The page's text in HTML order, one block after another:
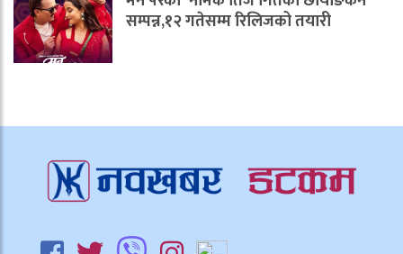
सम्पन्न,१२ गतेसम्म रिलिजको तयारी